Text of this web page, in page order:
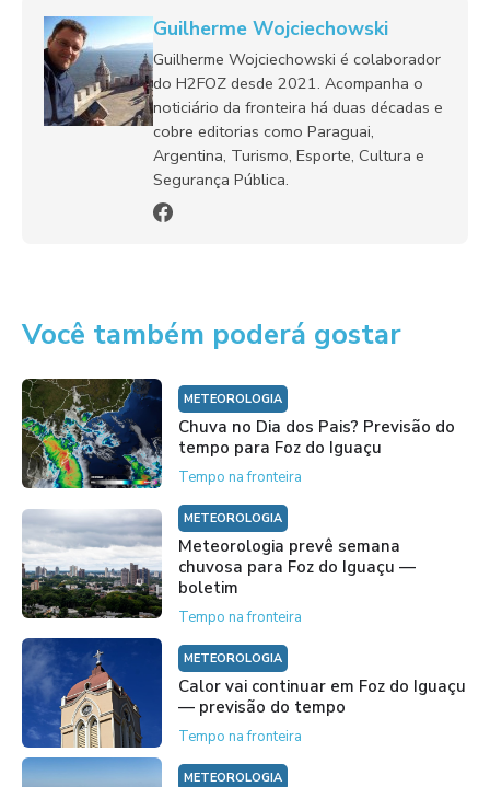
Guilherme Wojciechowski
Guilherme Wojciechowski é colaborador
do H2FOZ desde 2021. Acompanha o
noticiário da fronteira há duas décadas e
cobre editorias como Paraguai,
Argentina, Turismo, Esporte, Cultura e
Segurança Pública.
Você também poderá gostar
METEOROLOGIA
Chuva no Dia dos Pais? Previsão do
tempo para Foz do Iguaçu
Tempo na fronteira
METEOROLOGIA
Meteorologia prevê semana
chuvosa para Foz do Iguaçu —
boletim
Tempo na fronteira
METEOROLOGIA
Calor vai continuar em Foz do Iguaçu
— previsão do tempo
Tempo na fronteira
METEOROLOGIA